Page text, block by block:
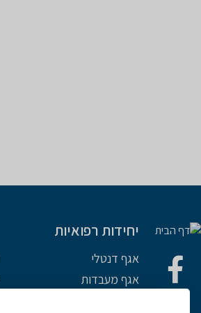
יחידות רפואיות
אגף דנטלי
אגף מעבדות